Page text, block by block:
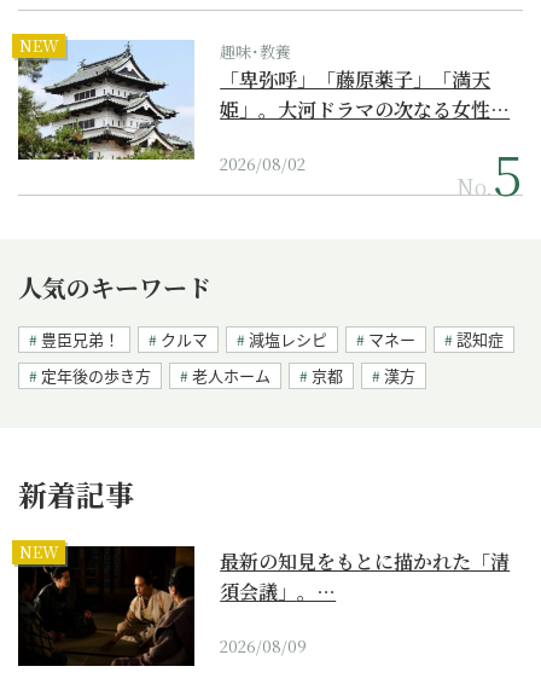
NEW 趣味･教養
「卑弥呼」「藤原薬子」「満天
姫」。大河ドラマの次なる女性…
2026/08/02
No.
人気のキーワード
豊臣兄弟！ クルマ 減塩レシピ マネー
認知症
定年後の歩き方
老人ホーム 京都 漢方
新着記事
NEW
最新の知見をもとに描かれた「清
須会議」。…
2026/08/09